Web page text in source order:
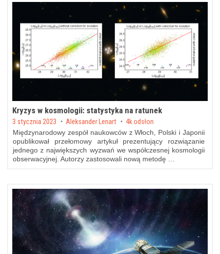
Kryzys w kosmologii: statystyka na ratunek
Posted on
3 stycznia 2023 by Aleksander Lenart 4k odsłon
Międzynarodowy zespół naukowców z Włoch, Polski i Japonii
opublikował przełomowy artykuł prezentujący rozwiązanie
jednego z największych wyzwań we współczesnej kosmologii
obserwacyjnej. Autorzy zastosowali nową metodę …